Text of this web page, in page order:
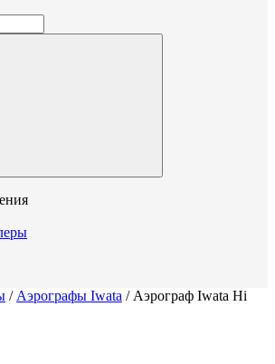
/ Аэрографы Iwata / Аэрограф Iwata Hi